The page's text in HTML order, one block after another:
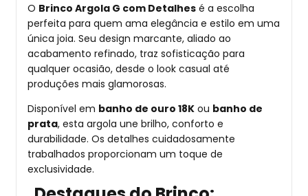
O Brinco Argola G com Detalhes é a escolha
perfeita para quem ama elegância e estilo em uma
única joia. Seu design marcante, aliado ao
acabamento refinado, traz sofisticação para
qualquer ocasião, desde o look casual até
produções mais glamorosas.
Disponível em banho de ouro 18K ou banho de
prata, esta argola une brilho, conforto e
durabilidade. Os detalhes cuidadosamente
trabalhados proporcionam um toque de
exclusividade.